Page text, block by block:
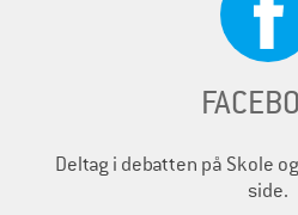
Deltag i debatten på Skole
side.